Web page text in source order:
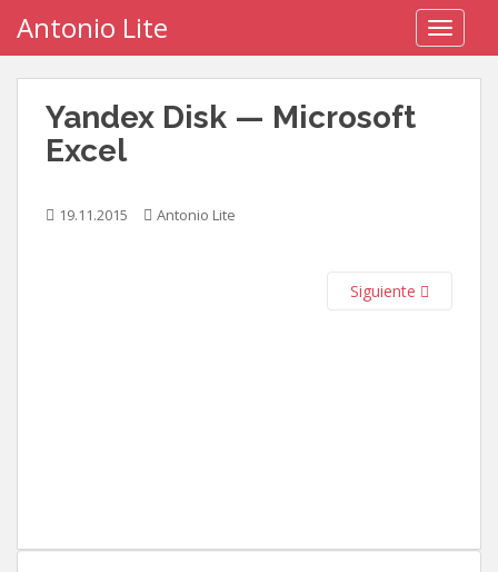
i
Antonio Lite
Yandex Disk — Microsoft
Excel
19.11.2015 Antonio Lite
Siguiente